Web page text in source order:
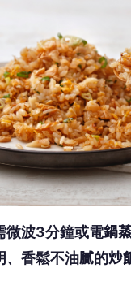
微波3分鐘或電鍋
、香鬆不油膩的炒